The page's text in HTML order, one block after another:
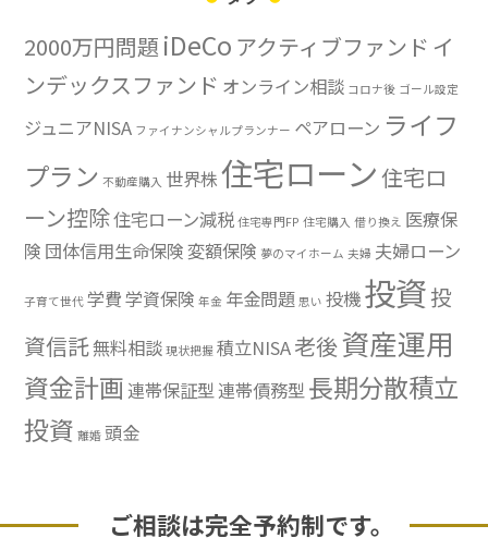
2000万円問題 iDeCo アクティブファンド イ
ンデックスファンド オンライン相談 コロナ後 ゴール設定
ジュニアNISA ファイナンシャルプランナー ペアローン ライフ
プラン 不動産購入 世界株住宅ローン住宅ロ
ーン控除住宅ローン減税 住宅専門FP 住宅購入 借り換え 医療保
険 団体信用生命保険変額保険 夢のマイホーム 夫婦 夫婦ローン
子育て世代 学費学資保険 年金 年金問題 思い 投機投資投
資信託無料相談 現状把握 積立NISA老後資産運用
資金計画 連帯保証型連帯債務型長期分散積立
投資 離婚 頭金
ご相談は完全予約制です。